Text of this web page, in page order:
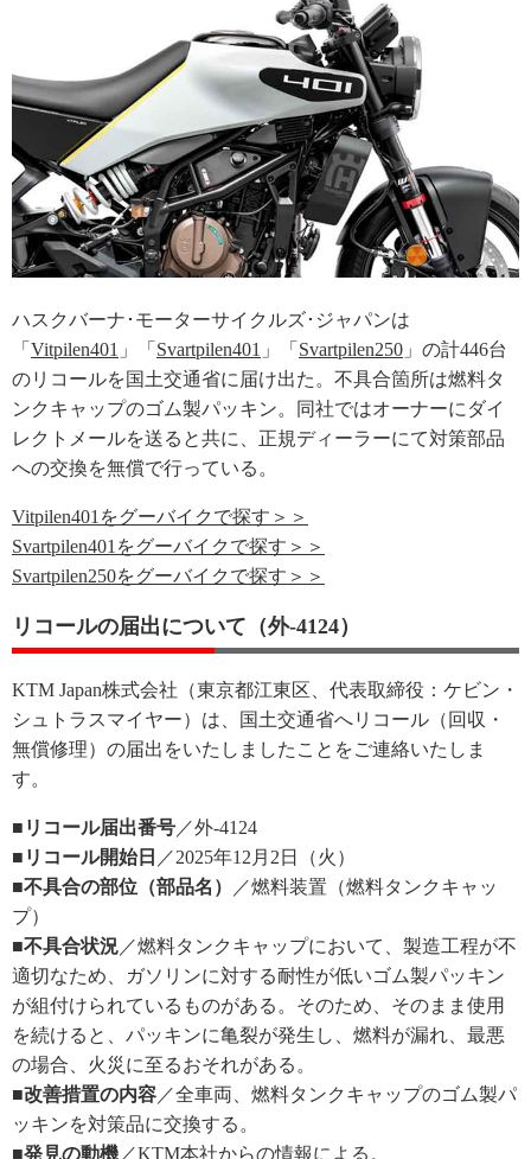
ハスクバーナ･モーターサイクルズ･ジャパンは
「 Vitpilen401 」「 Svartpilen401 」「 Svartpilen250 」の計446台
のリコールを国土交通省に届け出た。不具合箇所は燃料タ
ンクキャップのゴム製パッキン。同社ではオーナーにダイ
レクトメールを送ると共に、正規ディーラーにて対策部品
への交換を無償で行っている。
Vitpilen401をグーバイクで探す＞＞
Svartpilen401をグーバイクで探す＞＞
Svartpilen250をグーバイクで探す＞＞
リコールの届出について（外-4124）
KTM Japan株式会社（東京都江東区、代表取締役：ケビン・
シュトラスマイヤー）は、国土交通省へリコール（回収・
無償修理）の届出をいたしましたことをご連絡いたしま
す。
■リコール届出番号 ／外-4124
■リコール開始日 ／2025年12月2日（火）
■不具合の部位（部品名）
／燃料装置（燃料タンクキャッ
プ）
■不具合状況 ／燃料タンクキャップにおいて、製造工程が不
適切なため、ガソリンに対する耐性が低いゴム製パッキン
が組付けられているものがある。そのため、そのまま使用
を続けると、パッキンに亀裂が発生し、燃料が漏れ、最悪
の場合、火災に至るおそれがある。
■改善措置の内容 ／全車両、燃料タンクキャップのゴム製パ
ッキンを対策品に交換する。
■発見の動機 ／KTM本社からの情報による。